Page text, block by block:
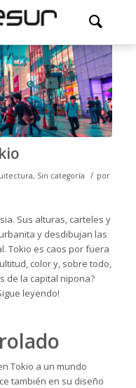
, Sin categoría / por
Sus alturas, carteles y
y desdibujan las
Tokio es caos por fuera
color y, sobre todo,
de la capital nipona?
leyendo!
Tokio a un mundo
también en su diseño